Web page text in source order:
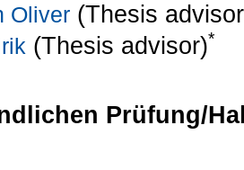
Oliver (Thesis
(Thesis advisor)*
Prüfung/